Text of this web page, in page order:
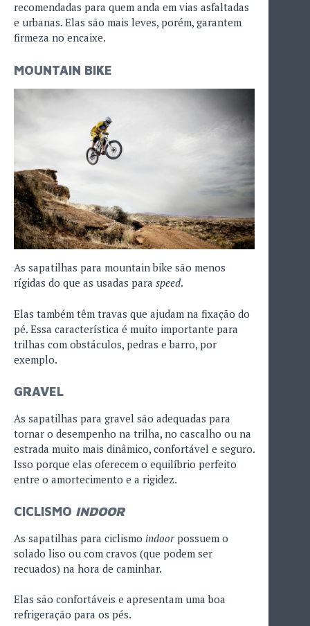
recomendadas para quem anda em vias asfaltadas
e urbanas. Elas são mais leves, porém, garantem
firmeza no encaixe.
MOUNTAIN BIKE
As sapatilhas para mountain bike são menos
rígidas do que as usadas para speed.
Elas também têm travas que ajudam na fixação do
pé. Essa característica é muito importante para
trilhas com obstáculos, pedras e barro, por
exemplo.
GRAVEL
As sapatilhas para gravel são adequadas para
tornar o desempenho na trilha, no cascalho ou na
estrada muito mais dinâmico, confortável e seguro.
Isso porque elas oferecem o equilíbrio perfeito
entre o amortecimento e a rigidez.
CICLISMO INDOOR
As sapatilhas para ciclismo indoorpossuem o
solado liso ou com cravos (que podem ser
recuados) na hora de caminhar.
Elas são confortáveis e apresentam uma boa
refrigeração para os pés.